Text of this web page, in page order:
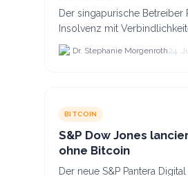
Der singapurische Betreiber
Insolvenz mit
und plant den Verkauf zweier
Dr. Stephanie Morgenroth24.
BITCOIN
S&P Dow Jones
ohne Bitcoin
Der neue S&P Pantera